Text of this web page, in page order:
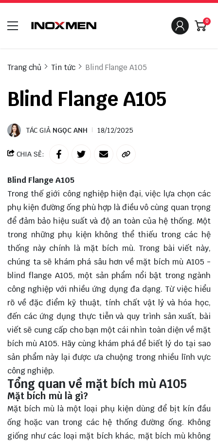
0
Trang chủ Tin tức Blind Flange A105
Blind Flange A105
TÁC GIẢ NGỌC ANH 18/12/2025
CHIA SẺ:
Blind Flange A105
Trong thế giới công nghiệp hiện đại, việc lựa chọn các
phụ kiện đường ống phù hợp là điều vô cùng quan trọng
để đảm bảo hiệu suất và độ an toàn của hệ thống. Một
trong những phụ kiện không thể thiếu trong các hệ
thống này chính là mặt bích mù. Trong bài viết này,
chúng ta sẽ khám phá sâu hơn về mặt bích mù A105 -
blind flange A105, một sản phẩm nổi bật trong ngành
công nghiệp với nhiều ứng dụng đa dạng. Từ việc hiểu
rõ về đặc điểm kỹ thuật, tính chất vật lý và hóa học,
đến các ứng dụng thực tiễn và quy trình sản xuất, bài
viết sẽ cung cấp cho bạn một cái nhìn toàn diện về mặt
bích mù A105. Hãy cùng khám pháđể biết lý do tại sao
sản phẩm này lại được ưa chuộng trong nhiều lĩnh vực
công nghiệp.
Tổng quan về mặt bích mù A105
Mặt bích mù là gì?
Mặt bích mù là một loại phụ kiện dùng để bịt kín đầu
ống hoặc van trong các hệ thống đường ống. Không
giống như các loại mặt bích khác, mặt bích mù không